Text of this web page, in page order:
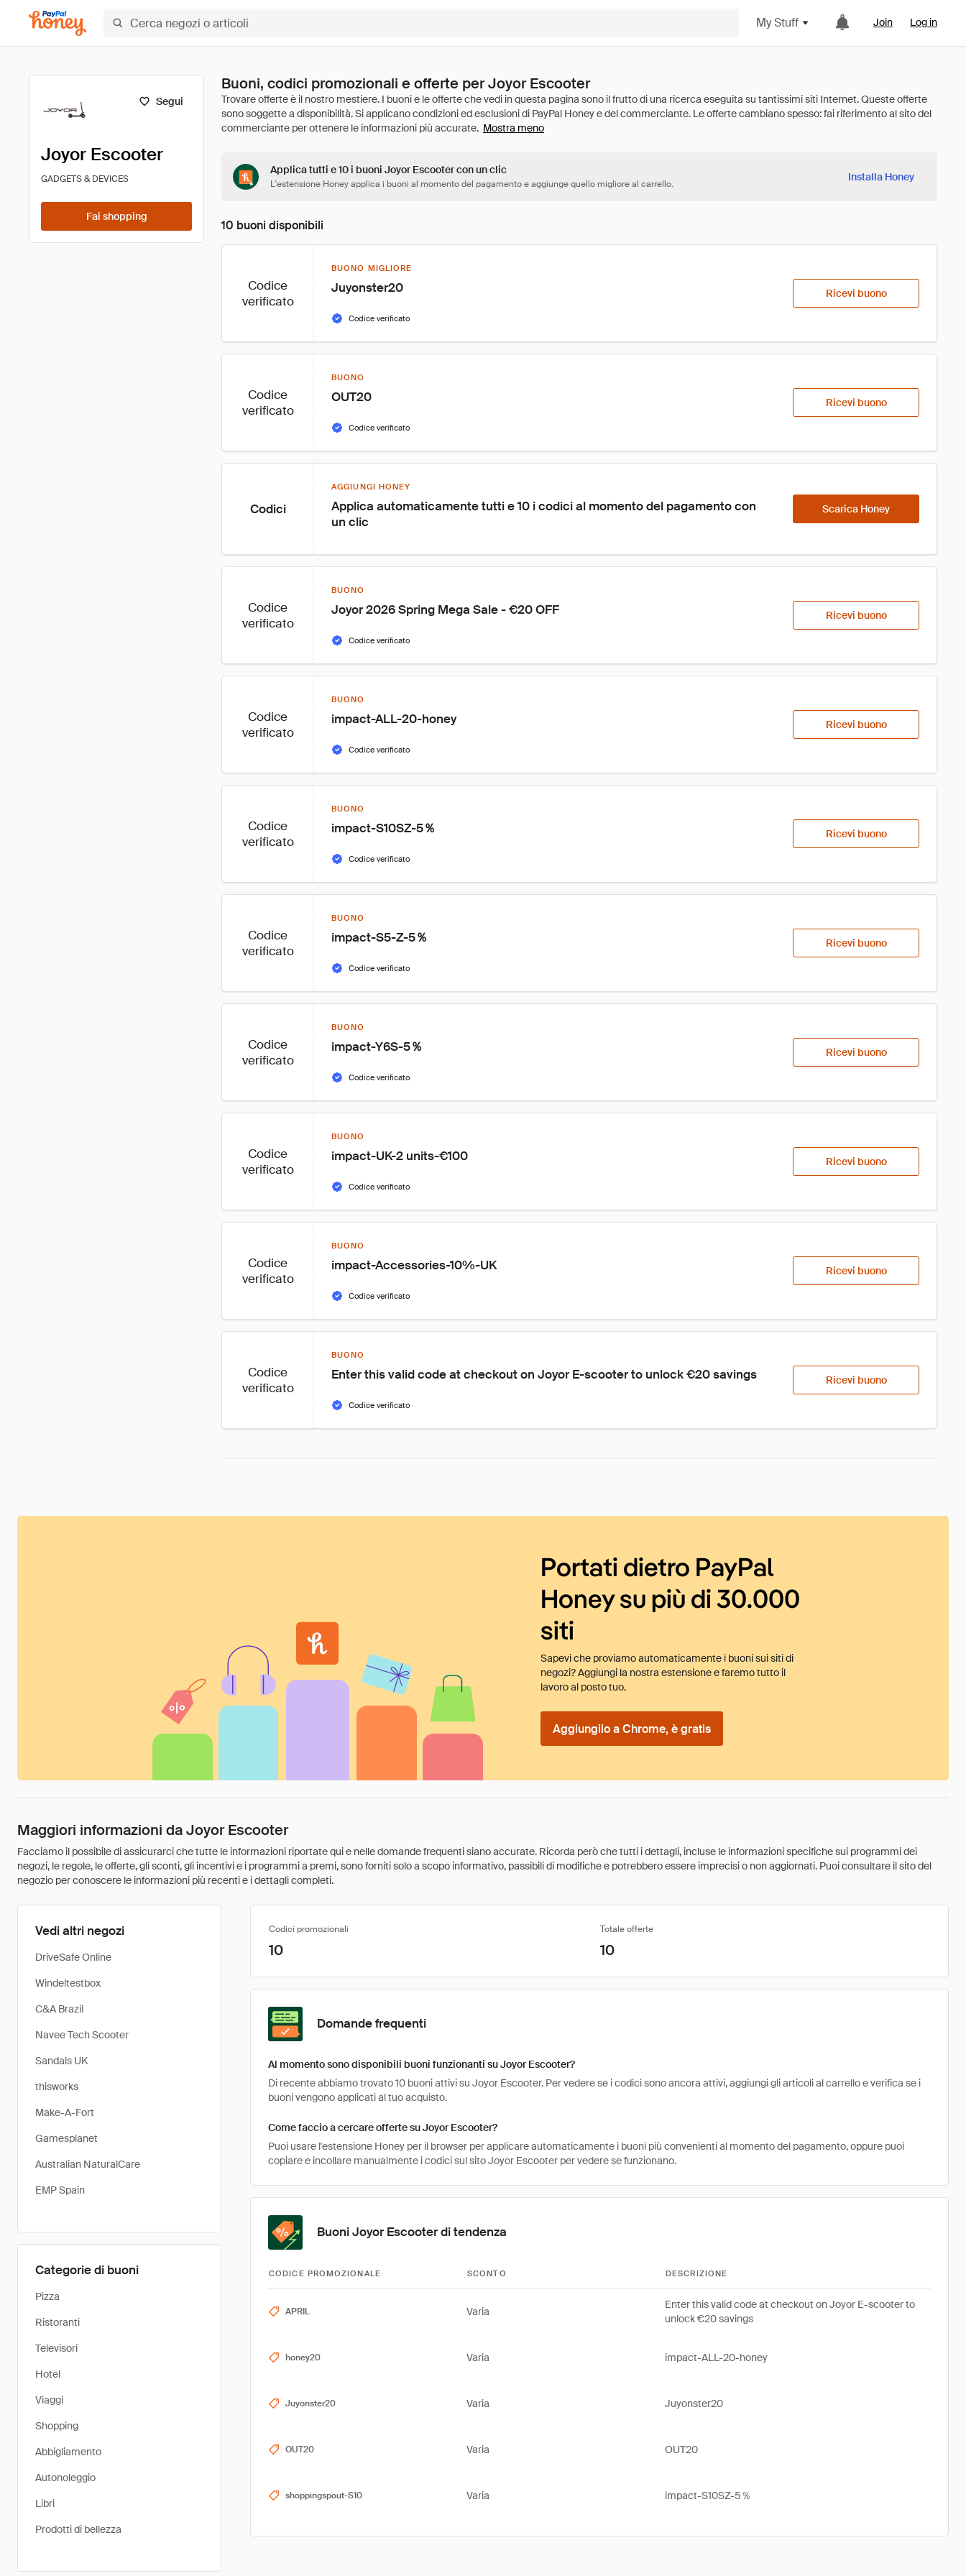
My Stuff Join Log in
Segui
Joyor Escooter
GADGETS & DEVICES
Fai shopping
Buoni, codici promozionali e offerte per Joyor Escooter
Mostra meno
Applica tutti e 10 i buoni Joyor Escooter con un clic
L'estensione Honey applica i buoni al momento del pagamento e aggiunge quello migliore al carrello.
Installa Honey
10 buoni disponibili
Codice
verificato
BUONO MIGLIORE
Juyonster20
Codice verificato
Ricevi buono
Codice
verificato
BUONO
OUT20
Codice verificato
Ricevi buono
Codici
AGGIUNGI HONEY
Applica automaticamente tutti e 10 i codici al momento del pagamento con
un clic
Scarica Honey
Codice
verificato
BUONO
Joyor 2026 Spring Mega Sale - €20 OFF
Codice verificato
Ricevi buono
Codice
verificato
BUONO
impact-ALL-20-honey
Codice verificato
Ricevi buono
Codice
verificato
BUONO
impact-S10SZ-5％
Codice verificato
Ricevi buono
Codice
verificato
BUONO
impact-S5-Z-5％
Codice verificato
Ricevi buono
Codice
verificato
BUONO
impact-Y6S-5％
Codice verificato
Ricevi buono
Codice
verificato
BUONO
impact-UK-2 units-€100
Codice verificato
Ricevi buono
Codice
verificato
BUONO
impact-Accessories-10%-UK
Codice verificato
Ricevi buono
Codice
verificato
BUONO
Enter this valid code at checkout on Joyor E-scooter to unlock €20 savings
Codice verificato
Ricevi buono
Portati dietro PayPal
Honey su più di 30.000
siti
Sapevi che proviamo automaticamente i buoni sui siti di
negozi? Aggiungi la nostra estensione e faremo tutto il
lavoro al posto tuo.
Aggiungilo a Chrome, è gratis
Maggiori informazioni da Joyor Escooter
Facciamo il possibile di assicurarci che tutte le informazioni riportate qui e nelle domande frequenti siano accurate. Ricorda però che tutti i dettagli, incluse le informazioni specifiche sui programmi dei
negozi, le regole, le offerte, gli sconti, gli incentivi e i programmi a premi, sono forniti solo a scopo informativo, passibili di modifiche e potrebbero essere imprecisi o non aggiornati. Puoi consultare il sito del
negozio per conoscere le informazioni più recenti e i dettagli completi.
Vedi altri negozi
DriveSafe Online
Windeltestbox
C&A Brazil
Navee Tech Scooter
Sandals UK
thisworks
Make-A-Fort
Gamesplanet
Australian NaturalCare
EMP Spain
Categorie di buoni
Pizza
Ristoranti
Televisori
Hotel
Viaggi
Shopping
Abbigliamento
Autonoleggio
Libri
Prodotti di bellezza
Codici promozionali Totale offerte
10 10
Domande frequenti
Al momento sono disponibili buoni funzionanti su Joyor Escooter?
Di recente abbiamo trovato 10 buoni attivi su Joyor Escooter. Per vedere se i codici sono ancora attivi, aggiungi gli articoli al carrello e verifica se i
buoni vengono applicati al tuo acquisto.
Come faccio a cercare offerte su Joyor Escooter?
Puoi usare l'estensione Honey per il browser per applicare automaticamente i buoni più convenienti al momento del pagamento, oppure puoi
copiare e incollare manualmente i codici sul sito Joyor Escooter per vedere se funzionano.
Buoni Joyor Escooter di tendenza
CODICE PROMOZIONALE SCONTO DESCRIZIONE
APRIL Varia
Enter this valid code at checkout on Joyor E-scooter to
unlock €20 savings
honey20 Varia impact-ALL-20-honey
Juyonster20 Varia Juyonster20
OUT20 Varia OUT20
shoppingspout-S10 Varia impact-S10SZ-5％